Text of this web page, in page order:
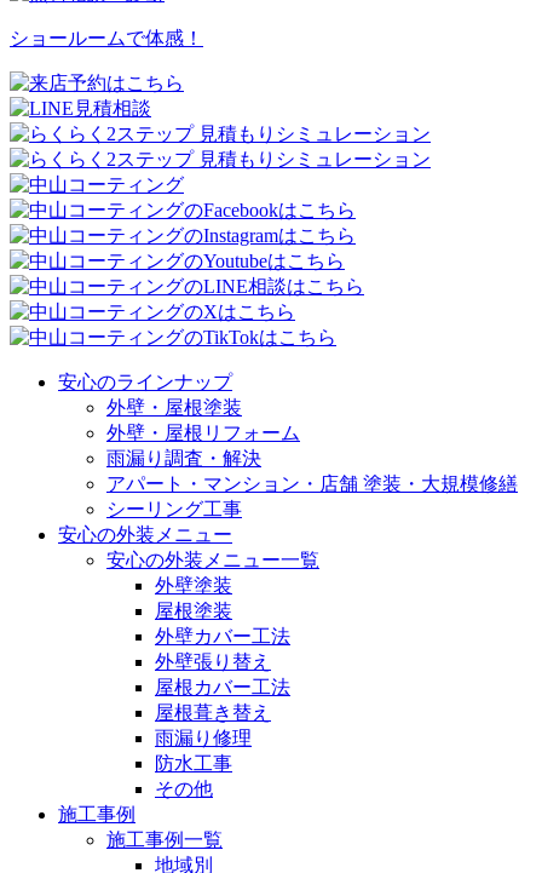
ショールームで体感！
安心のラインナップ
外壁・屋根塗装
外壁・屋根リフォーム
雨漏り調査・解決
アパート・マンション・店舗 塗装・大規模修繕
シーリング工事
安心の外装メニュー
安心の外装メニュー一覧
外壁塗装
屋根塗装
外壁カバー工法
外壁張り替え
屋根カバー工法
屋根葺き替え
雨漏り修理
防水工事
その他
施工事例
施工事例一覧
地域別